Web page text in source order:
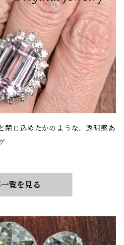
閉じ込めたかのような、透明感あ
覧を見る